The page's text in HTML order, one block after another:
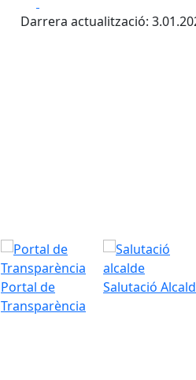
Darrera actualització:
Portal de
Transparència
Salutació